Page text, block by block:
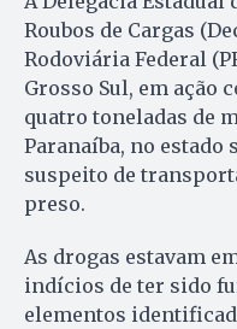
Roubos de Cargas
Rodoviária Federal
Grosso Sul, em ação
quatro toneladas de
Paranaíba, no estado
suspeito de
preso.
As drogas estavam
indícios de ter sido
elementos